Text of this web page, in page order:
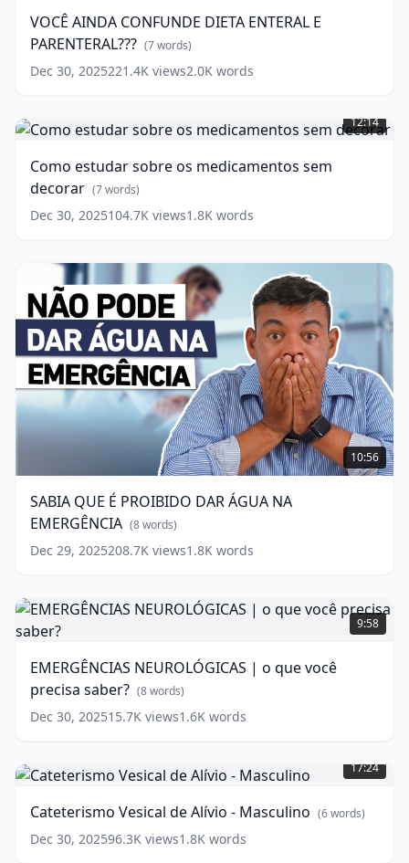
ENTERAL
E
PARENTERAL???
VOCÊ AINDA CONFUNDE DIETA ENTERAL E
PARENTERAL??? (7words)
Dec 30, 2025221.4K views2.0K words
estudar
sobre
medicamentos
sem
decorar
(7
12:14
Como estudar sobre os medicamentos sem
decorar (7words)
Dec 30, 2025104.7K views1.8K words
SABIA
DAR
ÁGUA
NA
EMERGÊNCIA
10:56
SABIA QUE É PROIBIDO DAR ÁGUA NA
EMERGÊNCIA (8words)
Dec 29, 2025208.7K views1.8K words
EMERGÊNCIAS
NEUROLÓGICAS
|
que
você
precisa
saber?
words)
9:58
EMERGÊNCIAS NEUROLÓGICAS | o que você
precisa saber? (8words)
Dec 30, 202515.7K views1.6K words
Vesical
de
Masculino (6
17:24
Cateterismo Vesical de Alívio - Masculino (6words)
Dec 30, 202596.3K views1.8K words